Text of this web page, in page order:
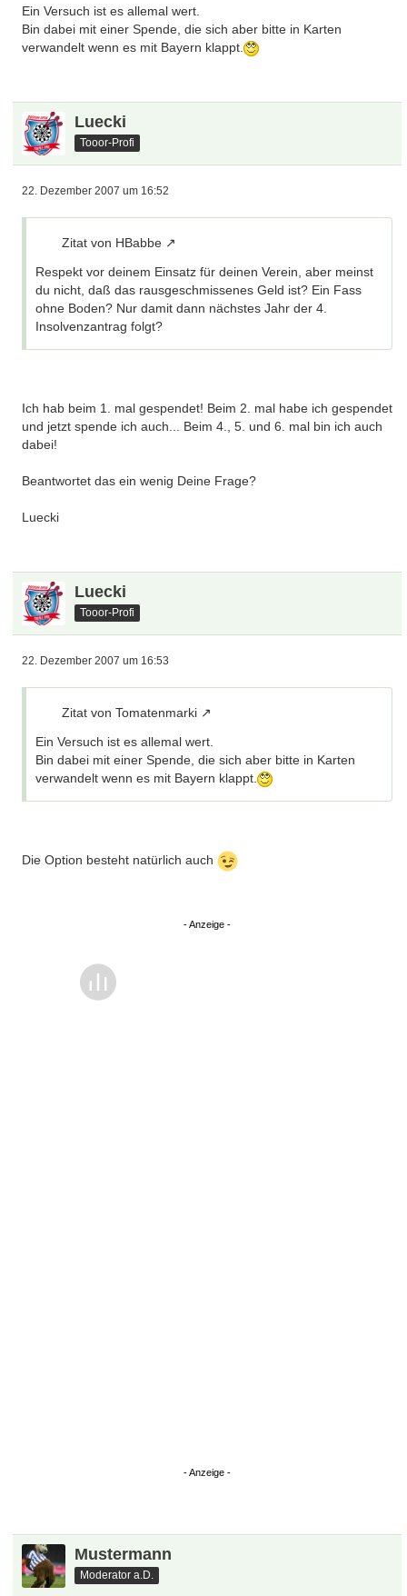
Ein Versuch ist es allemal wert.
Bin dabei mit einer Spende, die sich aber bitte in Karten
verwandelt wenn es mit Bayern klappt.
Luecki
Tooor-Profi
22. Dezember 2007 um 16:52
Zitat von HBabbe
Respekt vor deinem Einsatz für deinen Verein, aber meinst
du nicht, daß das rausgeschmissenes Geld ist? Ein Fass
ohne Boden? Nur damit dann nächstes Jahr der 4.
Insolvenzantrag folgt?
Ich hab beim 1. mal gespendet! Beim 2. mal habe ich gespendet
und jetzt spende ich auch... Beim 4., 5. und 6. mal bin ich auch
dabei!
Beantwortet das ein wenig Deine Frage?
Luecki
Luecki
Tooor-Profi
22. Dezember 2007 um 16:53
Zitat von Tomatenmarki
Ein Versuch ist es allemal wert.
Bin dabei mit einer Spende, die sich aber bitte in Karten
verwandelt wenn es mit Bayern klappt.
Die Option besteht natürlich auch
Mustermann
Moderator a.D.